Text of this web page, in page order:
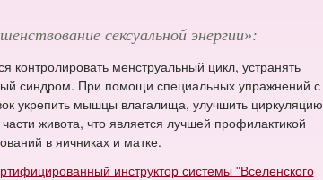
сексуальной энергии»:
контролировать менструальный цикл, устранять
синдром. При помощи специальных упражнений с
укрепить мышцы влагалища, улучшить циркуляцию
живота, что является лучшей профилактикой
в яичниках и матке.
инструктор системы "Вселенского